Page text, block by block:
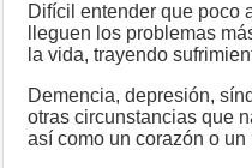
Difícil entender que poco
lleguen los problemas
la vida, trayendo
Demencia, depresión,
otras circunstancias que
así como un corazón o un